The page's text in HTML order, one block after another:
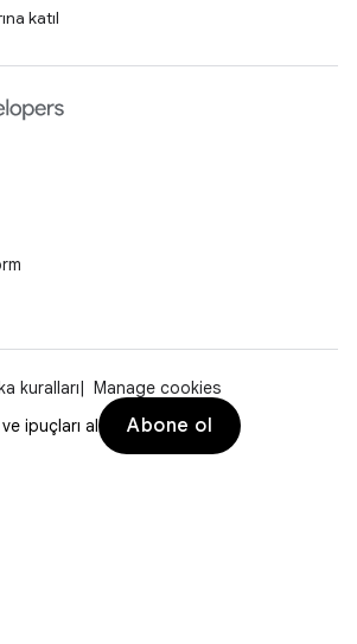
katıl
kuralları
Manage cookies
ipuçları al
Abone ol